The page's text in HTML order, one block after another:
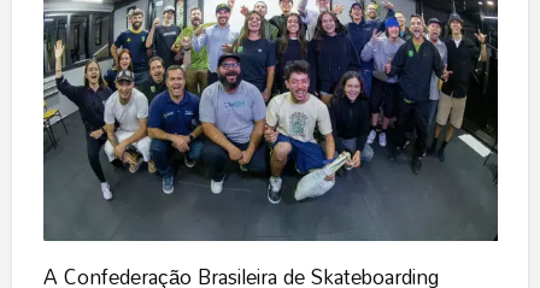
A Confederação Brasileira de Skateboarding